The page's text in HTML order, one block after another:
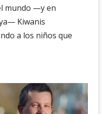
mundo —y en
Kiwanis
a los niños que